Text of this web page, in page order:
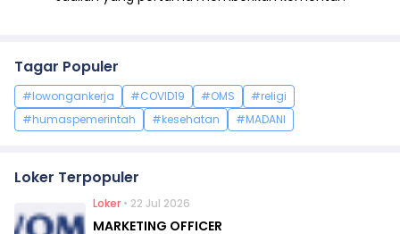
Tagar Populer
#lowongankerja #COVID19 #OMS
#religi
#humaspemerintah
#kesehatan #MADANI
Loker Terpopuler
Loker • 22 Jul 2026
MARKETING OFFICER